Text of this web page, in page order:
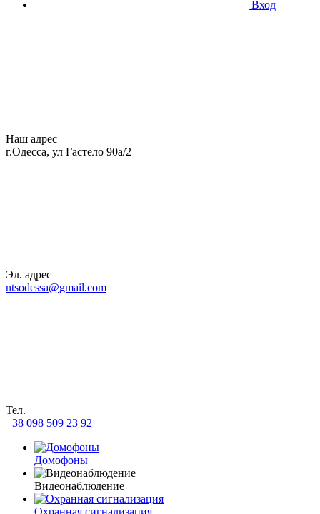
Вход
Наш адрес
г.Одесса, ул Гастело 90а/2
Эл. адрес
ntsodessa@gmail.com
Тел.
+38 098 509 23 92
Домофоны
Видеонаблюдение
Охранная сигнализация